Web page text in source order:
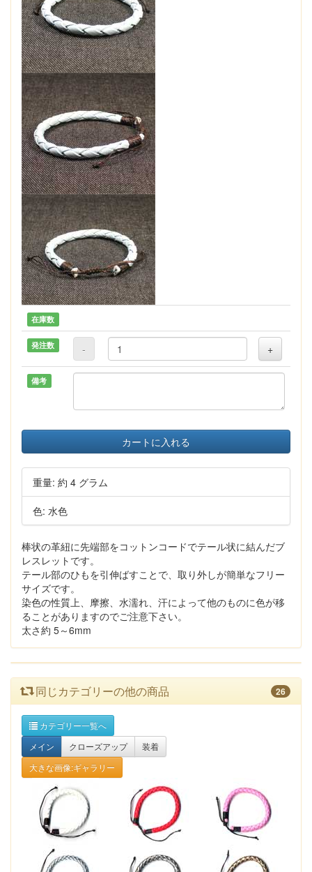
在庫数
発注数 - +
備考
カートに入れる
重量: 約 4 グラム
色: 水色
棒状の革紐に先端部をコットンコードでテール状に結んだブ
レスレットです。
テール部のひもを引伸ばすことで、取り外しが簡単なフリー
サイズです。
染色の性質上、摩擦、水濡れ、汗によって他のものに色が移
ることがありますのでご注意下さい。
太さ約 5～6mm
同じカテゴリーの他の商品 26
カテゴリー一覧へ
メイン
クローズアップ
装着
大きな画像:ギャラリー